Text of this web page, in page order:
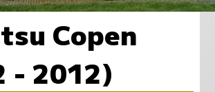
Copen
- 2012)